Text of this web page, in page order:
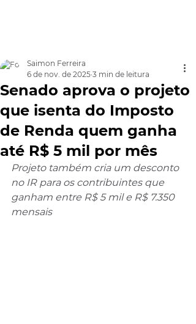
Senado aprova o projeto
que isenta do Imposto
de Renda quem ganha
até R$ 5 mil por mês
Saimon Ferreira
6 de nov. de 2025 3 min de leitura
Projeto também cria um desconto
no IR para os contribuintes que
ganham entre R$ 5 mil e R$ 7.350
mensais